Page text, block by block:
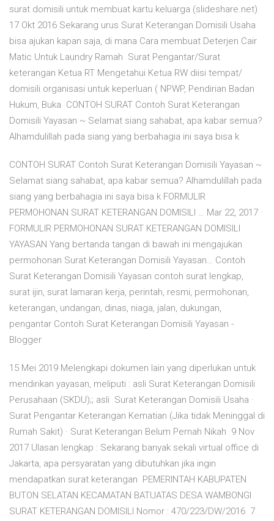
surat domisili untuk membuat kartu keluarga (slideshare.net)
17 Okt 2016 Sekarang urus Surat Keterangan Domisili Usaha
bisa ajukan kapan saja, di mana Cara membuat Deterjen Cair
Matic Untuk Laundry Ramah Surat Pengantar/Surat
keterangan Ketua RT Mengetahui Ketua RW diisi tempat/
domisili organisasi untuk keperluan ( NPWP, Pendirian Badan
Hukum, Buka CONTOH SURAT Contoh Surat Keterangan
Domisili Yayasan ~ Selamat siang sahabat, apa kabar semua?
Alhamdulillah pada siang yang berbahagia ini saya bisa k
CONTOH SURAT Contoh Surat Keterangan Domisili Yayasan ~
Selamat siang sahabat, apa kabar semua? Alhamdulillah pada
siang yang berbahagia ini saya bisa k FORMULIR
PERMOHONAN SURAT KETERANGAN DOMISILI … Mar 22, 2017 ·
FORMULIR PERMOHONAN SURAT KETERANGAN DOMISILI
YAYASAN Yang bertanda tangan di bawah ini mengajukan
permohonan Surat Keterangan Domisili Yayasan… Contoh
Surat Keterangan Domisili Yayasan contoh surat lengkap,
surat ijin, surat lamaran kerja, perintah, resmi, permohonan,
keterangan, undangan, dinas, niaga, jalan, dukungan,
pengantar Contoh Surat Keterangan Domisili Yayasan -
Blogger
15 Mei 2019 Melengkapi dokumen lain yang diperlukan untuk
mendirikan yayasan, meliputi : asli Surat Keterangan Domisili
Perusahaan (SKDU);; asli Surat Keterangan Domisili Usaha ·
Surat Pengantar Keterangan Kematian (Jika tidak Meninggal di
Rumah Sakit) · Surat Keterangan Belum Pernah Nikah 9 Nov
2017 Ulasan lengkap : Sekarang banyak sekali virtual office di
Jakarta, apa persyaratan yang dibutuhkan jika ingin
mendapatkan surat keterangan PEMERINTAH KABUPATEN
BUTON SELATAN KECAMATAN BATUATAS DESA WAMBONGI
SURAT KETERANGAN DOMISILI Nomor : 470/223/DW/2016 7